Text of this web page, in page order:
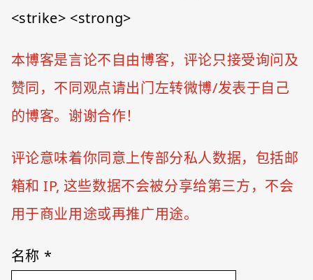
<strike> <strong>
本博客是言论不自由博客，评论只接受询问及
赞同，不同观点请出门左转微博/发表于自己
的博客。谢谢合作！
评论意味着你同意上传部分私人数据，包括邮
箱和 IP, 这些数据不会被分享给第三方，不会
用于商业用途或再推广用途。
名称 *